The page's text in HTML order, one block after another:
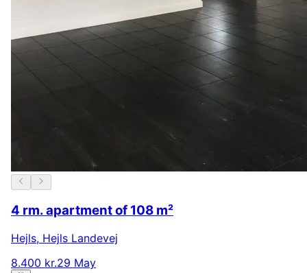
4 rm. apartment of 108 m²
Hejls, Hejls Landevej
8.400 kr.29 May